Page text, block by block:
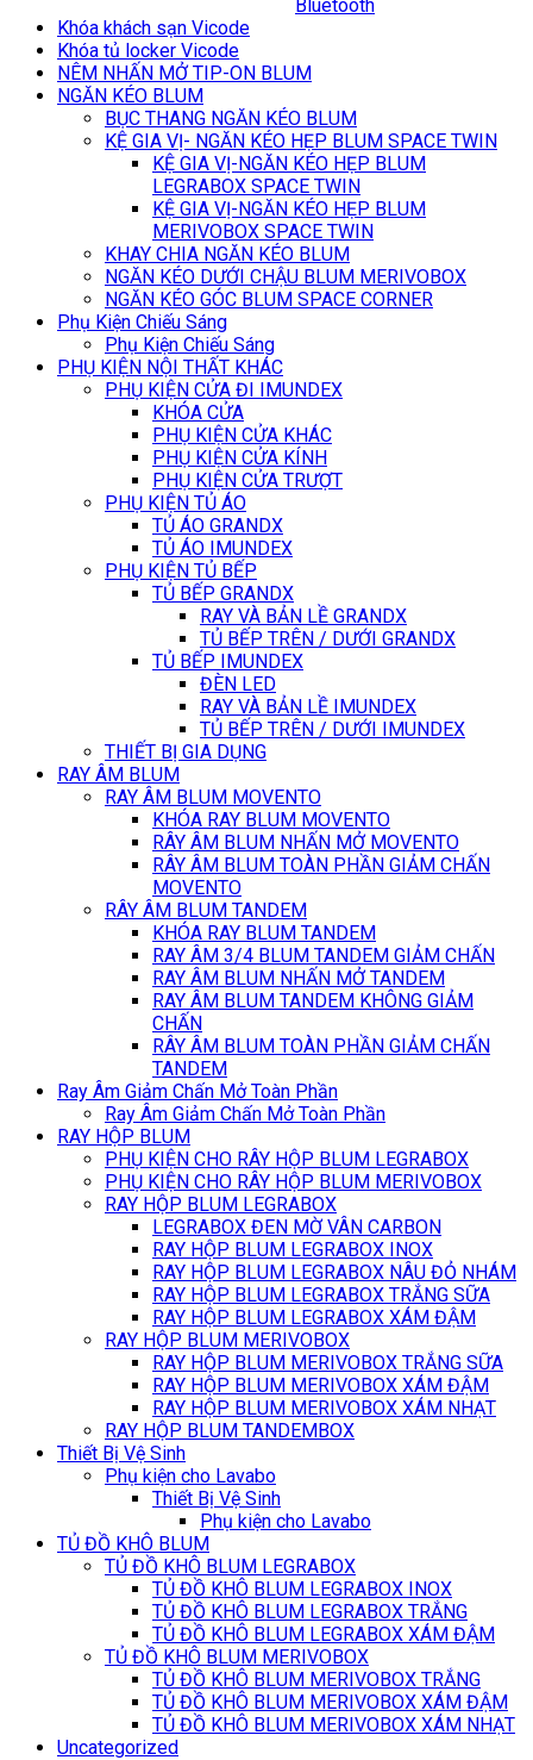
Bluetooth
Khóa khách sạn Vicode
Khóa tủ locker Vicode
NÊM NHẤN MỞ TIP-ON BLUM
NGĂN KÉO BLUM
BỤC THANG NGĂN KÉO BLUM
KỆ GIA VỊ- NGĂN KÉO HẸP BLUM SPACE TWIN
KỆ GIA VỊ-NGĂN KÉO HẸP BLUM
LEGRABOX SPACE TWIN
KỆ GIA VỊ-NGĂN KÉO HẸP BLUM
MERIVOBOX SPACE TWIN
KHAY CHIA NGĂN KÉO BLUM
NGĂN KÉO DƯỚI CHẬU BLUM MERIVOBOX
NGĂN KÉO GÓC BLUM SPACE CORNER
Phụ Kiện Chiếu Sáng
Phụ Kiện Chiếu Sáng
PHỤ KIỆN NỘI THẤT KHÁC
PHỤ KIỆN CỬA ĐI IMUNDEX
KHÓA CỬA
PHỤ KIỆN CỬA KHÁC
PHỤ KIỆN CỬA KÍNH
PHỤ KIỆN CỬA TRƯỢT
PHỤ KIỆN TỦ ÁO
TỦ ÁO GRANDX
TỦ ÁO IMUNDEX
PHỤ KIỆN TỦ BẾP
TỦ BẾP GRANDX
RAY VÀ BẢN LỀ GRANDX
TỦ BẾP TRÊN / DƯỚI GRANDX
TỦ BẾP IMUNDEX
ĐÈN LED
RAY VÀ BẢN LỀ IMUNDEX
TỦ BẾP TRÊN / DƯỚI IMUNDEX
THIẾT BỊ GIA DỤNG
RAY ÂM BLUM
RAY ÂM BLUM MOVENTO
KHÓA RAY BLUM MOVENTO
RÂY ÂM BLUM NHẤN MỞ MOVENTO
RÂY ÂM BLUM TOÀN PHẦN GIẢM CHẤN
MOVENTO
RÂY ÂM BLUM TANDEM
KHÓA RAY BLUM TANDEM
RAY ÂM 3/4 BLUM TANDEM GIẢM CHẤN
RAY ÂM BLUM NHẤN MỞ TANDEM
RAY ÂM BLUM TANDEM KHÔNG GIẢM
CHẤN
RÂY ÂM BLUM TOÀN PHẦN GIẢM CHẤN
TANDEM
Ray Âm Giảm Chấn Mở Toàn Phần
Ray Âm Giảm Chấn Mở Toàn Phần
RAY HỘP BLUM
PHỤ KIỆN CHO RÂY HỘP BLUM LEGRABOX
PHỤ KIỆN CHO RÂY HỘP BLUM MERIVOBOX
RAY HỘP BLUM LEGRABOX
LEGRABOX ĐEN MỜ VÂN CARBON
RAY HỘP BLUM LEGRABOX INOX
RAY HỘP BLUM LEGRABOX NÂU ĐỎ NHÁM
RAY HỘP BLUM LEGRABOX TRẮNG SỮA
RAY HỘP BLUM LEGRABOX XÁM ĐẬM
RAY HỘP BLUM MERIVOBOX
RAY HỘP BLUM MERIVOBOX TRẮNG SỮA
RAY HỘP BLUM MERIVOBOX XÁM ĐẬM
RAY HỘP BLUM MERIVOBOX XÁM NHẠT
RAY HỘP BLUM TANDEMBOX
Thiết Bị Vệ Sinh
Phụ kiện cho Lavabo
Thiết Bị Vệ Sinh
Phụ kiện cho Lavabo
TỦ ĐỒ KHÔ BLUM
TỦ ĐỒ KHÔ BLUM LEGRABOX
TỦ ĐỒ KHÔ BLUM LEGRABOX INOX
TỦ ĐỒ KHÔ BLUM LEGRABOX TRẮNG
TỦ ĐỒ KHÔ BLUM LEGRABOX XÁM ĐẬM
TỦ ĐỒ KHÔ BLUM MERIVOBOX
TỦ ĐỒ KHÔ BLUM MERIVOBOX TRẮNG
TỦ ĐỒ KHÔ BLUM MERIVOBOX XÁM ĐẬM
TỦ ĐỒ KHÔ BLUM MERIVOBOX XÁM NHẠT
Uncategorized